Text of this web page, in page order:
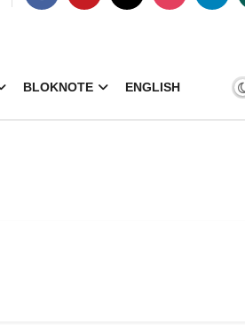
BLOKNOTE ENGLISH